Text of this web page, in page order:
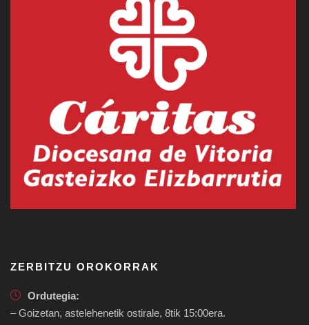
ZERBITZU OROKORRAK
Ordutegia:
– Goizetan, astelehenetik ostirale, 8tik 15:00era.